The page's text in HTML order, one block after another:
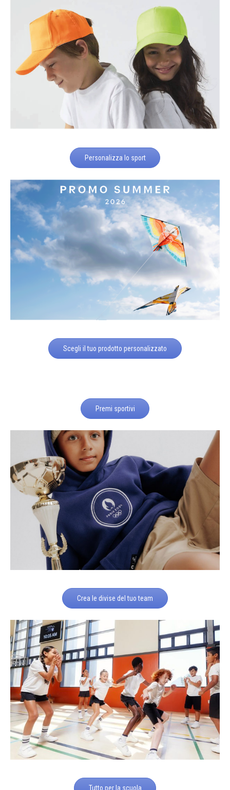
Personalizza lo sport
Scegli il tuo prodotto personalizzato
Premi sportivi
Crea le divise del tuo team
Tutto per la scuola